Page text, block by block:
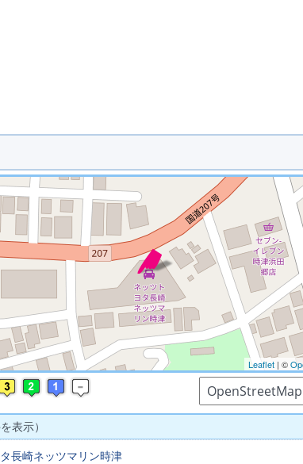
※ マップを検索、表示中です ※
Leaflet| ©
表示）
長崎ネッツマリン時津